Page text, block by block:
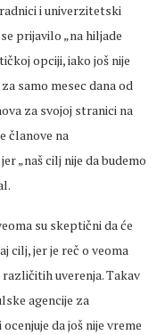
i univerzitetski
prijavilo „na hiljade
opciji, iako još nije
samo mesec dana od
za svojoj stranici na
članove na
„naš cilj nije da budemo
su skeptični da će
cilj, jer je reč o veoma
uverenja. Takav
agencije za
da još nije vreme